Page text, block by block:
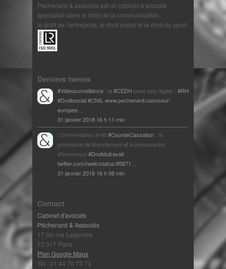
Péchenard & associés est un cabinet d’avocats
spécialisé dans le droit de la communication,
le droit de l’entreprise, le droit social et le droit du sport.
Derniers tweets
#Videosurveillance : la#CEDH pose ses règles : #RH
#Droitsocial#CNILwww.pechenard.com/cour-
europee…
31 janvier 2018 16 h 11 min
Commentaires arrêt#CourdeCassation : la
procédure de licenciement et la présomption
d'innocence#Droitdutravail…
twitter.com/i/web/status/95871…
31 janvier 2018 16 h 08 min
Contact
Cabinet d'avocats
Péchenard & Associés
17 bis rue Legendre
75 017 Paris
Plan Google Maps
Tél : 01 44 70 73 73